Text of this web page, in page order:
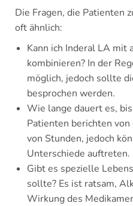
Die Fragen, die Patienten
oft ähnlich:
Kann ich Inderal LA mit
kombinieren? In der
möglich, jedoch sollte
besprochen werden.
Wie lange dauert es,
Patienten berichten
von Stunden, jedoch
Unterschiede auftreten.
Gibt es spezielle
sollte? Es ist ratsam,
Wirkung des